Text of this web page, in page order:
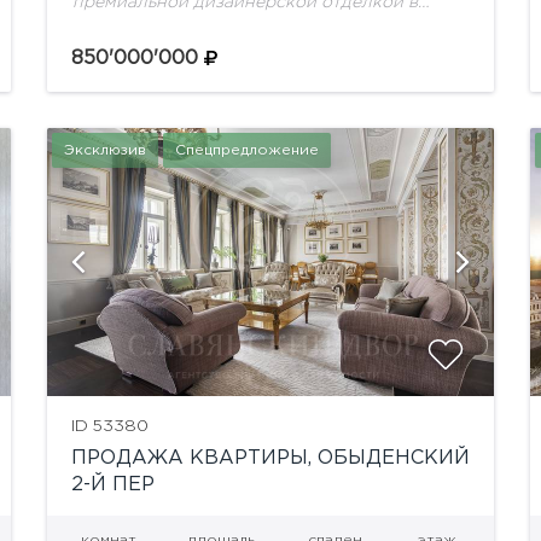
850'000'000
Эксклюзив Спецпредложение
ID 53380
ПРОДАЖА КВАРТИРЫ, ОБЫДЕНСКИЙ
2-Й ПЕР
показать ещё 16 фотографий